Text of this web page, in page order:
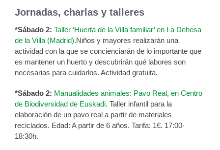
Jornadas, charlas y talleres
*Sábado 2: Taller ‘Huerta de la Villa familiar’ en La Dehesa
de la Villa (Madrid).Niños y mayores realizarán una
actividad con la que se concienciarán de lo importante que
es mantener un huerto y descubrirán qué labores son
necesarias para cuidarlos. Actividad gratuita.
*Sábado 2: Manualidades animales: Pavo Real, en Centro
de Biodiversidad de Euskadi. Taller infantil para la
elaboración de un pavo real a partir de materiales
reciclados. Edad: A partir de 6 años. Tarifa: 1€. 17:00-
18:30h.